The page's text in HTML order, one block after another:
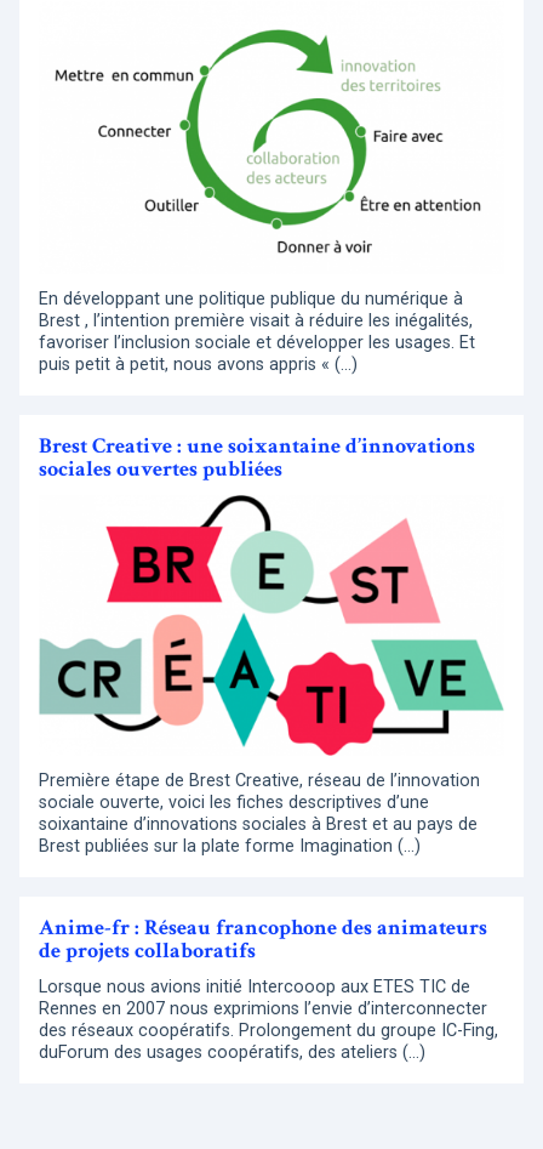
En développant une politique publique du numérique à
Brest , l’intention première visait à réduire les inégalités,
favoriser l’inclusion sociale et développer les usages. Et
puis petit à petit, nous avons appris « (…)
Brest Creative : une soixantaine d’innovations
sociales ouvertes publiées
Première étape de Brest Creative, réseau de l’innovation
sociale ouverte, voici les fiches descriptives d’une
soixantaine d’innovations sociales à Brest et au pays de
Brest publiées sur la plate forme Imagination (…)
Anime-fr : Réseau francophone des animateurs
de projets collaboratifs
Lorsque nous avions initié Intercooop aux ETES TIC de
Rennes en 2007 nous exprimions l’envie d’interconnecter
des réseaux coopératifs. Prolongement du groupe IC-Fing,
duForum des usages coopératifs, des ateliers (…)